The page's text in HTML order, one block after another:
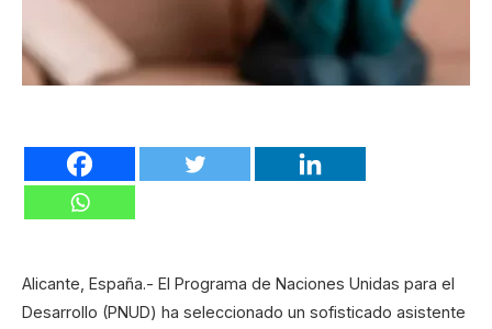
Alicante, España.- El Programa de Naciones Unidas para el
Desarrollo (PNUD) ha seleccionado un sofisticado asistente